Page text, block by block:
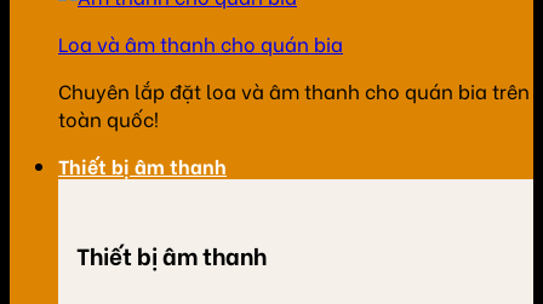
Loa và âm thanh cho quán bia
Chuyên lắp đặt loa và âm thanh cho quán bia trên
toàn quốc!
Thiết bị âm thanh
Thiết bị âm thanh